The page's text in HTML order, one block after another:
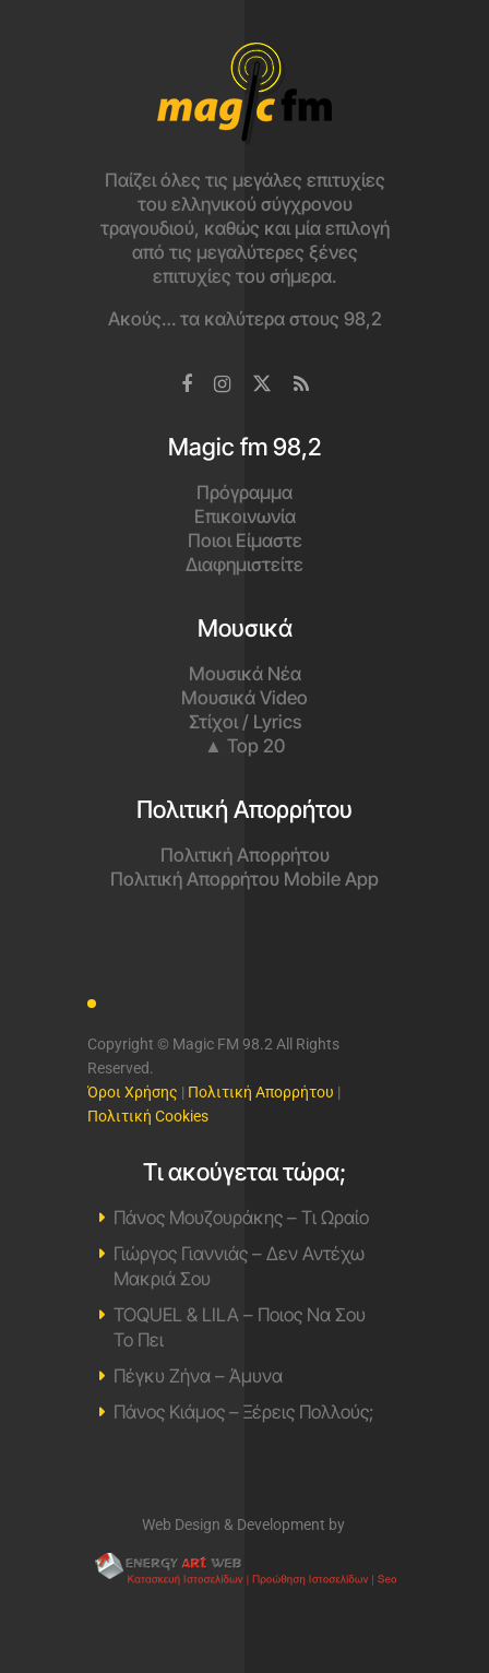
Παίζει όλες τις μεγάλες επιτυχίες
του ελληνικού σύγχρονου
τραγουδιού, καθώς και μία επιλογή
από τις μεγαλύτερες ξένες
επιτυχίες του σήμερα.
Ακούς… τα καλύτερα στους 98,2
Magic fm 98,2
Πρόγραμμα
Επικοινωνία
Ποιοι Είμαστε
Διαφημιστείτε
Μουσικά
Μουσικά Νέα
Μουσικά Video
Στίχοι / Lyrics
▲ Top 20
Πολιτική Απορρήτου
Πολιτική Απορρήτου
Πολιτική Απορρήτου Mobile App
Copyright © Magic FM 98.2 All Rights
Reserved.
Όροι Χρήσης | Πολιτική Απορρήτου |
Πολιτική Cookies
Τι ακούγεται τώρα;
Πάνος Μουζουράκης – Τι Ωραίο
Γιώργος Γιαννιάς – Δεν Αντέχω
Μακριά Σου
TOQUEL & LILA – Ποιος Να Σου
Το Πει
Πέγκυ Ζήνα – Άμυνα
Πάνος Κιάμος – Ξέρεις Πολλούς;
Web Design & Development by